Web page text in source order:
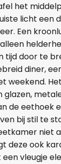
het
licht een
Een
tijd door te
diner,
weekend.
glazen,
de eethoek
bij stil te
niet
deze ook
vleugje